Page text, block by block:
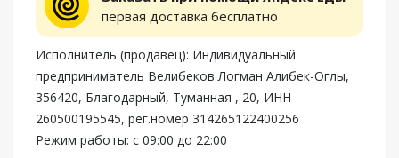
первая доставка бесплатно
Исполнитель (продавец): Индивидуальный
предприниматель Велибеков Логман Алибек-Оглы,
356420, Благодарный, Туманная , 20, ИНН
260500195545, рег.номер 314265122400256
Режим работы: с 09:00 до 22:00